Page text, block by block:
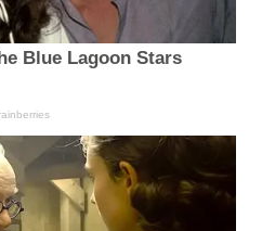
Blue Lagoon Stars